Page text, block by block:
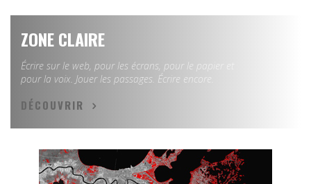
ZONE CLAIRE
Écrire sur le web, pour les écrans, pour le papier et
pour la voix. Jouer les passages. Écrire encore.
DÉCOUVRIR